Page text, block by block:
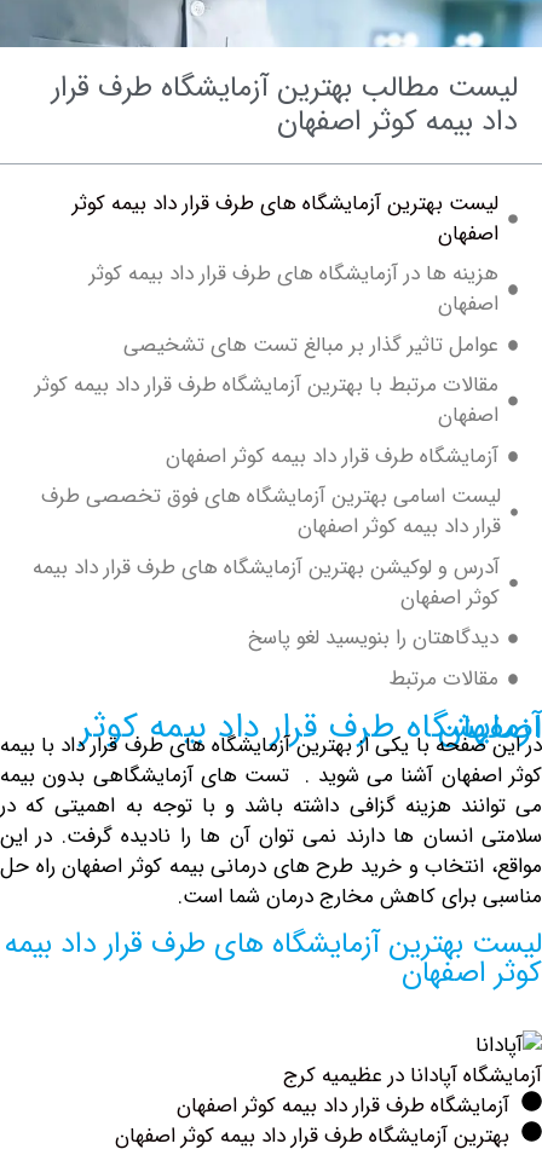
مطالب بهترین آزمایشگاه طرف قرار
بیمه کوثر اصفهان
بهترین آزمایشگاه های طرف قرار داد بیمه کوثر
ها در آزمایشگاه های طرف قرار داد بیمه کوثر
تاثیر گذار بر مبالغ تست های تشخیصی
مرتبط با بهترین آزمایشگاه طرف قرار داد بیمه کوثر
طرف قرار داد بیمه کوثر اصفهان
اسامی بهترین آزمایشگاه های فوق تخصصی طرف
داد بیمه کوثر اصفهان
و لوکیشن بهترین آزمایشگاه های طرف قرار داد بیمه
اصفهان
را بنویسید لغو پاسخ
مرتبط
کوثر اصفهانبا یکی از بهترین آزمایشگاه های طرف قرار داد با بیمه
آشنا می شوید .تست های آزمایشگاهیبدون بیمه
هزینه گزافی داشته باشد و با توجه به اهمیتی که در
ها دارند نمی توان آن ها را نادیده گرفت. در این
و خرید طرح های درمانی بیمه کوثر اصفهان راه حل
برای کاهش مخارج درمان شما است.
آزمایشگاه های طرف قرار داد بیمه
‏آپادانا در عظیمیه کرج
طرف قرار داد بیمه کوثر اصفهان
آزمایشگاه طرف قرار داد بیمه کوثر اصفهان